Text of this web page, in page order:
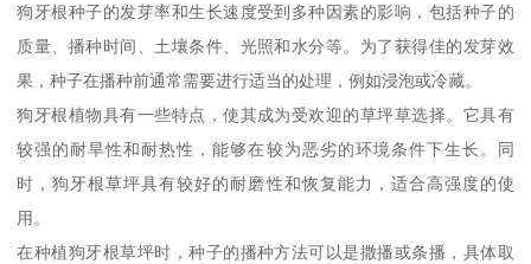
狗牙根种子的发芽率和生长速度受到多种因素的影响，包括种子的
质量、播种时间、土壤条件、光照和水分等。为了获得佳的发芽效
果，种子在播种前通常需要进行适当的处理，例如浸泡或冷藏。
狗牙根植物具有一些特点，使其成为受欢迎的草坪草选择。它具有
较强的耐旱性和耐热性，能够在较为恶劣的环境条件下生长。同
时，狗牙根草坪具有较好的耐磨性和恢复能力，适合高强度的使
用。
在种植狗牙根草坪时，种子的播种方法可以是撒播或条播，具体取